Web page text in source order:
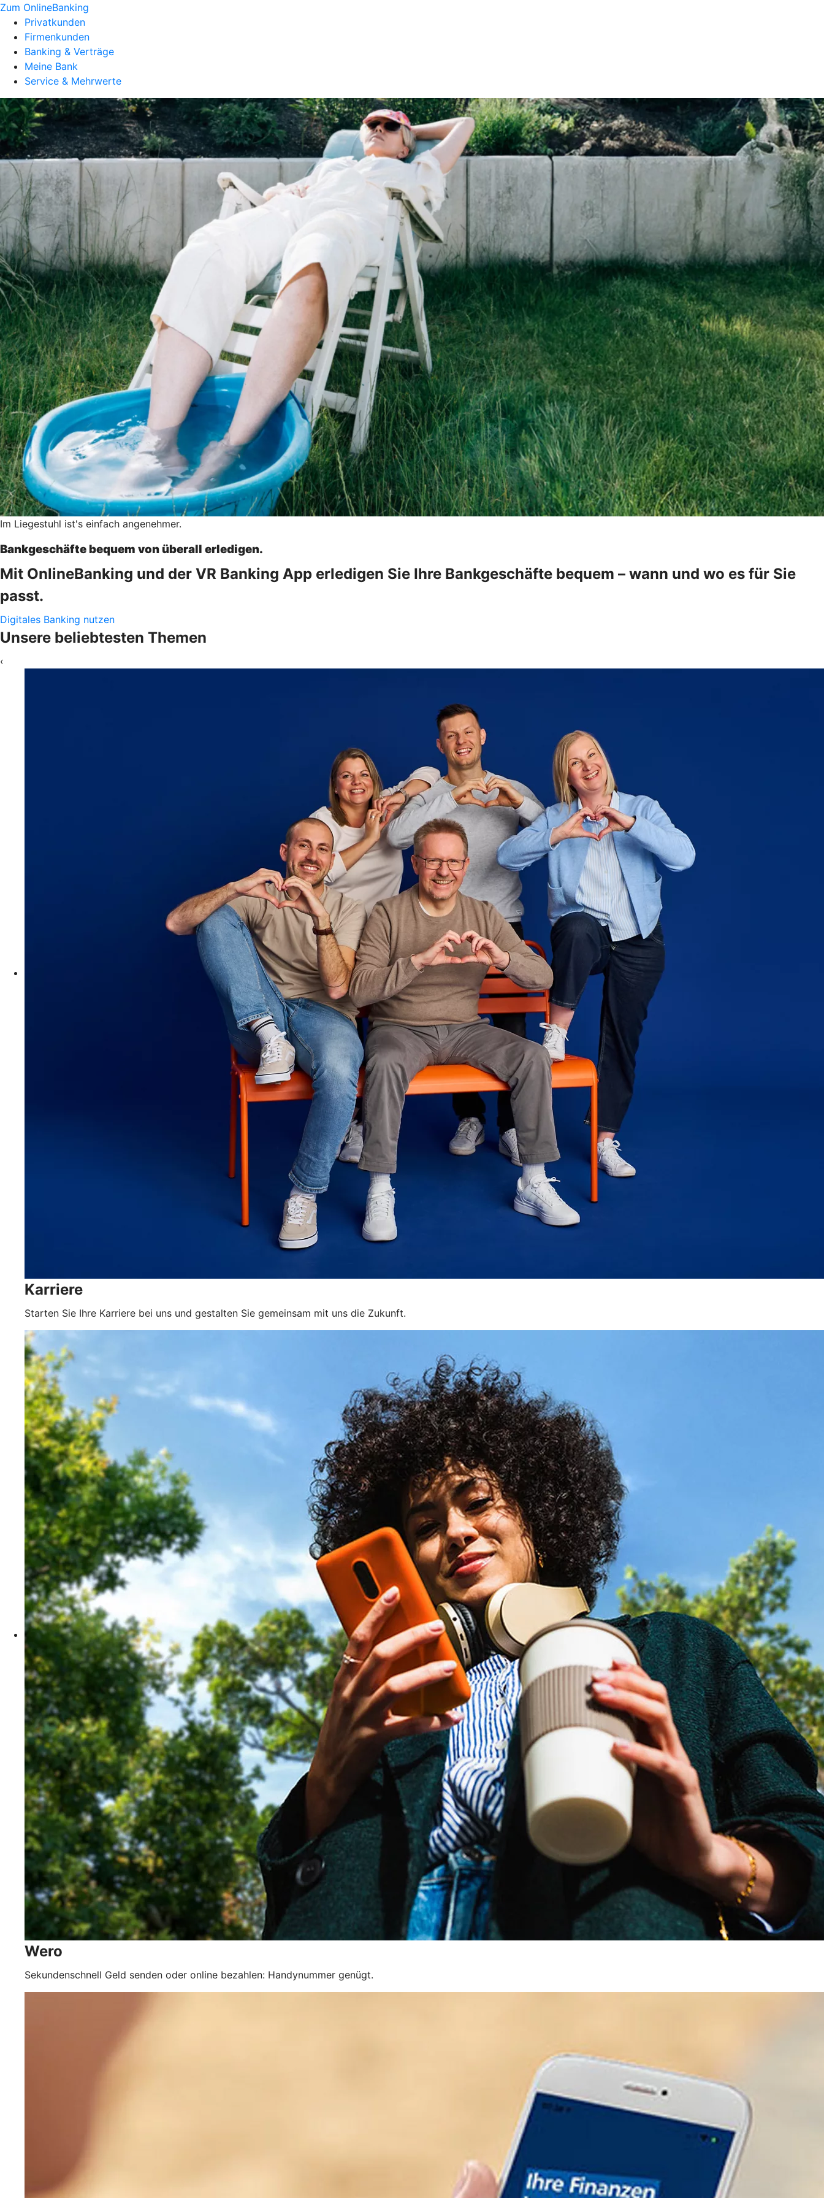
Zum OnlineBanking
Privatkunden
Firmenkunden
Banking & Verträge
Meine Bank
Service & Mehrwerte
Im Liegestuhl ist's einfach angenehmer.
Bankgeschäfte bequem von überall erledigen.
Mit OnlineBanking und der VR Banking App erledigen Sie Ihre Bankgeschäfte bequem – wann und wo es für Sie
passt.
Digitales Banking nutzen
Unsere beliebtesten Themen
‹
Karriere
Starten Sie Ihre Karriere bei uns und gestalten Sie gemeinsam mit uns die Zukunft.
Wero
Sekundenschnell Geld senden oder online bezahlen: Handynummer genügt.